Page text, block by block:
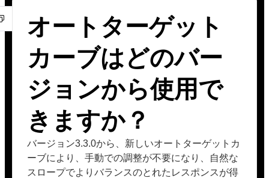
オートターゲット
カーブはどのバー
ジョンから使用で
きますか？
バージョン3.3.0から、新しいオートターゲットカ
ーブにより、手動での調整が不要になり、自然な
スロープでよりバランスのとれたレスポンスが得